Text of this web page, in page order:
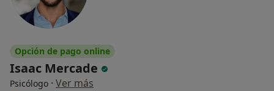
Opción de pago online
Isaac Mercade
Psicólogo · Ver más